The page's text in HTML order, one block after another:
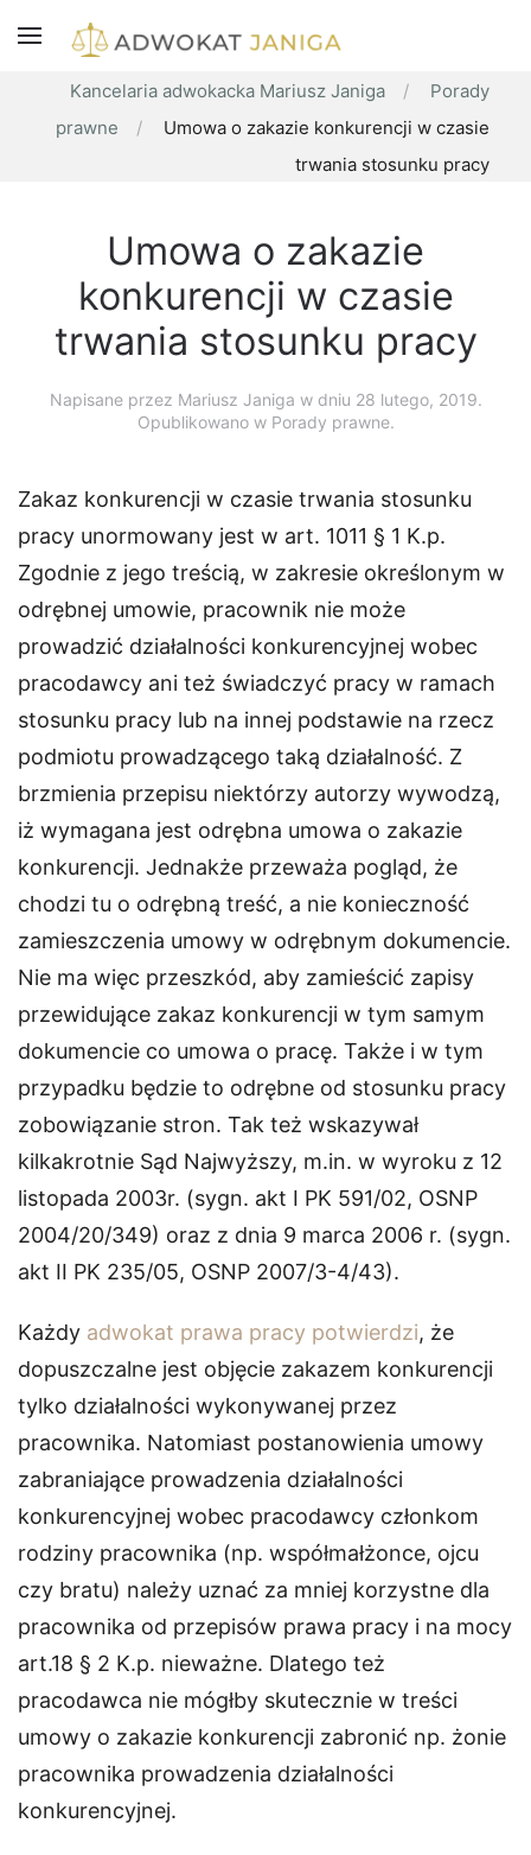
Kancelaria adwokacka Mariusz Janiga
Porady
prawne
Umowa o zakazie konkurencji w czasie
trwania stosunku pracy
Umowa o zakazie
konkurencji w czasie
trwania stosunku pracy
Napisane przez Mariusz Janiga w dniu 28 lutego, 2019.
Opublikowano w Porady prawne.
Zakaz konkurencji w czasie trwania stosunku
pracy unormowany jest w art. 1011 § 1 K.p.
Zgodnie z jego treścią, w zakresie określonym w
odrębnej umowie, pracownik nie może
prowadzić działalności konkurencyjnej wobec
pracodawcy ani też świadczyć pracy w ramach
stosunku pracy lub na innej podstawie na rzecz
podmiotu prowadzącego taką działalność. Z
brzmienia przepisu niektórzy autorzy wywodzą,
iż wymagana jest odrębna umowa o zakazie
konkurencji. Jednakże przeważa pogląd, że
chodzi tu o odrębną treść, a nie konieczność
zamieszczenia umowy w odrębnym dokumencie.
Nie ma więc przeszkód, aby zamieścić zapisy
przewidujące zakaz konkurencji w tym samym
dokumencie co umowa o pracę. Także i w tym
przypadku będzie to odrębne od stosunku pracy
zobowiązanie stron. Tak też wskazywał
kilkakrotnie Sąd Najwyższy, m.in. w wyroku z 12
listopada 2003r. (sygn. akt I PK 591/02, OSNP
2004/20/349) oraz z dnia 9 marca 2006 r. (sygn.
akt II PK 235/05, OSNP 2007/3-4/43).
Każdy adwokat prawa pracy potwierdzi, że
dopuszczalne jest objęcie zakazem konkurencji
tylko działalności wykonywanej przez
pracownika. Natomiast postanowienia umowy
zabraniające prowadzenia działalności
konkurencyjnej wobec pracodawcy członkom
rodziny pracownika (np. współmałżonce, ojcu
czy bratu) należy uznać za mniej korzystne dla
pracownika od przepisów prawa pracy i na mocy
art.18 § 2 K.p. nieważne. Dlatego też
pracodawca nie mógłby skutecznie w treści
umowy o zakazie konkurencji zabronić np. żonie
pracownika prowadzenia działalności
konkurencyjnej.